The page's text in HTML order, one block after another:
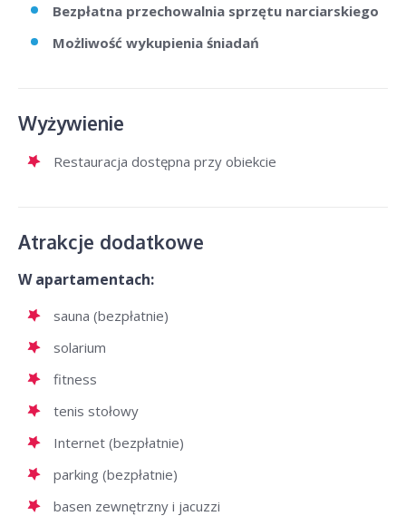
Bezpłatna przechowalnia sprzętu narciarskiego
Możliwość wykupienia śniadań
Wyżywienie
Restauracja dostępna przy obiekcie
Atrakcje dodatkowe
W apartamentach:
sauna (bezpłatnie)
solarium
fitness
tenis stołowy
Internet (bezpłatnie)
parking (bezpłatnie)
basen zewnętrzny i jacuzzi